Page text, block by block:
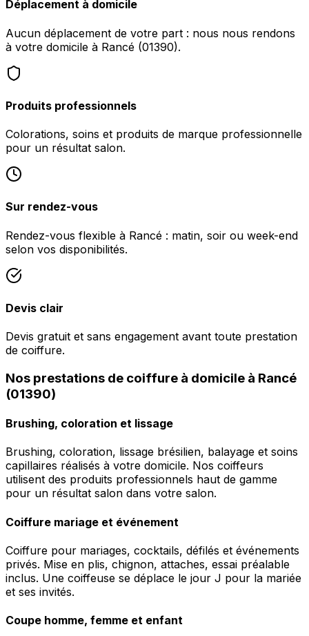
Déplacement à domicile
Aucun déplacement de votre part : nous nous rendons
à votre domicile à Rancé (01390).
Produits professionnels
Colorations, soins et produits de marque professionnelle
pour un résultat salon.
Sur rendez-vous
Rendez-vous flexible à Rancé : matin, soir ou week-end
selon vos disponibilités.
Devis clair
Devis gratuit et sans engagement avant toute prestation
de coiffure.
Nos prestations de coiffure à domicile à Rancé
(01390)
Brushing, coloration et lissage
Brushing, coloration, lissage brésilien, balayage et soins
capillaires réalisés à votre domicile. Nos coiffeurs
utilisent des produits professionnels haut de gamme
pour un résultat salon dans votre salon.
Coiffure mariage et événement
Coiffure pour mariages, cocktails, défilés et événements
privés. Mise en plis, chignon, attaches, essai préalable
inclus. Une coiffeuse se déplace le jour J pour la mariée
et ses invités.
Coupe homme, femme et enfant